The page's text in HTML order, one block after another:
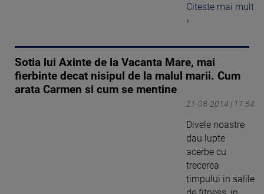
Citeste mai mult
›
Sotia lui Axinte de la Vacanta Mare, mai
fierbinte decat nisipul de la malul marii. Cum
arata Carmen si cum se mentine
21-08-2014 | 17:54
Divele noastre
dau lupte
acerbe cu
trecerea
timpului in salile